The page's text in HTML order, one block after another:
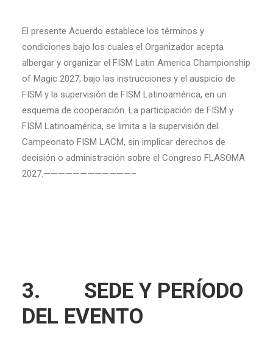
El presente Acuerdo establece los términos y
condiciones bajo los cuales el Organizador acepta
albergar y organizar el FISM Latin America Championship
of Magic 2027, bajo las instrucciones y el auspicio de
FISM y la supervisión de FISM Latinoamérica, en un
esquema de cooperación. La participación de FISM y
FISM Latinoamérica, se limita a la supervisión del
Campeonato FISM LACM, sin implicar derechos de
decisión o administración sobre el Congreso FLASOMA
2027.————————————–
3. SEDE Y PERÍODO
DEL EVENTO